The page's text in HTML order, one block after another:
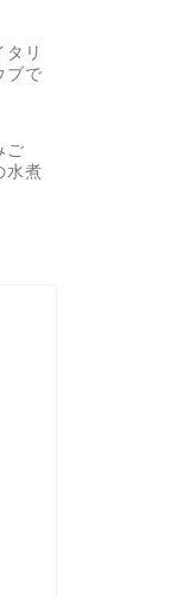
タリ
ブで
ご
水煮